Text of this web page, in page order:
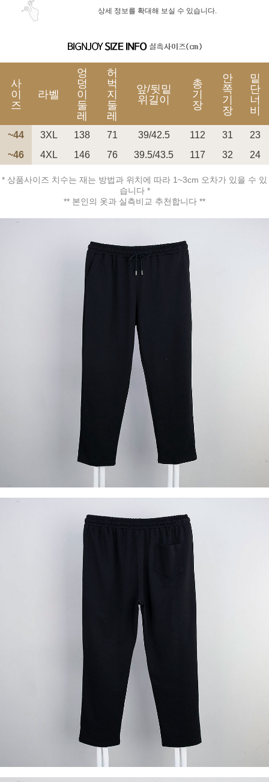
상세 정보를 확대해 보실 수 있습니다.
사
이
즈
라벨
엉
덩
이
둘
레
허
벅
지
둘
레
앞/뒷밑
위길이
총
기
장
안
쪽
기
장
밑
단
너
비
~44 3XL 138 71 39/42.5 112 31
23
~46
4XL 146 76 39.5/43.5 117 32 24
* 상품사이즈 치수는 재는 방법과 위치에 따라 1~3cm 오차가 있을 수 있
습니다 *
** 본인의 옷과 실측비교 추천합니다 **